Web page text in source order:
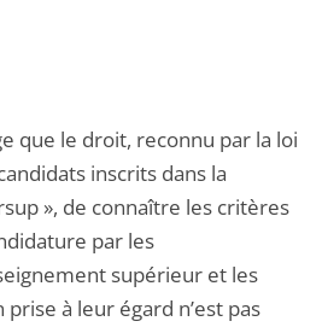
que le droit, reconnu par la loi
inscrits dans la
», de connaître les critères
par les
supérieur et les
à leur égard n’est pas